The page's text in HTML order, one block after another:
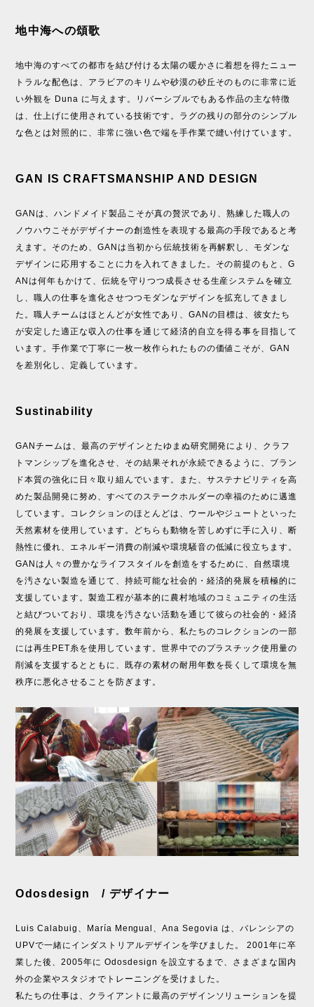
地中海への頌歌
地中海のすべての都市を結び付ける太陽の暖かさに着想を得たニュー
トラルな配色は、アラビアのキリムや砂漠の砂丘そのものに非常に近
い外観を Duna に与えます。リバーシブルでもある作品の主な特徴
は、仕上げに使用されている技術です。ラグの残りの部分のシンプル
な色とは対照的に、非常に強い色で端を手作業で縫い付けています。
GAN IS CRAFTSMANSHIP AND DESIGN
GANは、ハンドメイド製品こそが真の贅沢であり、熟練した職人の
ノウハウこそがデザイナーの創造性を表現する最高の手段であると考
えます。そのため、GANは当初から伝統技術を再解釈し、モダンな
デザインに応用することに力を入れてきました。その前提のもと、G
ANは何年もかけて、伝統を守りつつ成長させる生産システムを確立
し、職人の仕事を進化させつつモダンなデザインを拡充してきまし
た。職人チームはほとんどが女性であり、GANの目標は、彼女たち
が安定した適正な収入の仕事を通じて経済的自立を得る事を目指して
います。手作業で丁寧に一枚一枚作られたものの価値こそが、GAN
を差別化し、定義しています。
Sustinability
GANチームは、最高のデザインとたゆまぬ研究開発により、クラフ
トマンシップを進化させ、その結果それが永続できるように、ブラン
ド本質の強化に日々取り組んでいます。また、サステナビリティを高
めた製品開発に努め、すべてのステークホルダーの幸福のために邁進
しています。コレクションのほとんどは、ウールやジュートといった
天然素材を使用しています。どちらも動物を苦しめずに手に入り、断
熱性に優れ、エネルギー消費の削減や環境騒音の低減に役立ちます。
GANは人々の豊かなライフスタイルを創造をするために、自然環境
を汚さない製造を通じて、持続可能な社会的・経済的発展を積極的に
支援しています。製造工程が基本的に農村地域のコミュニティの生活
と結びついており、環境を汚さない活動を通じて彼らの社会的・経済
的発展を支援しています。数年前から、私たちのコレクションの一部
には再生PET糸を使用しています。世界中でのプラスチック使用量の
削減を支援するとともに、既存の素材の耐用年数を長くして環境を無
秩序に悪化させることを防ぎます。
Odosdesign / デザイナー
Luis Calabuig、María Mengual、Ana Segovia は、バレンシアの
UPVで一緒にインダストリアルデザインを学びました。 2001年に卒
業した後、2005年に Odosdesign を設立するまで、さまざまな国内
外の企業やスタジオでトレーニングを受けました。
私たちの仕事は、クライアントに最高のデザインソリューションを提